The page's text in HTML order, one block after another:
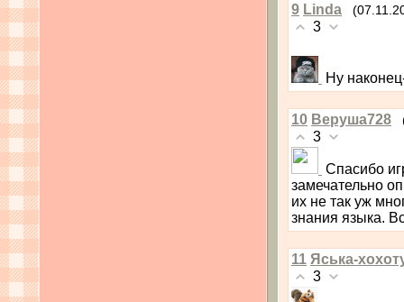
9 Linda
3
Ну
10 Веруша728
3
Спасибо
замечательно
их не так уж
знания языка.
11 Яська-
3